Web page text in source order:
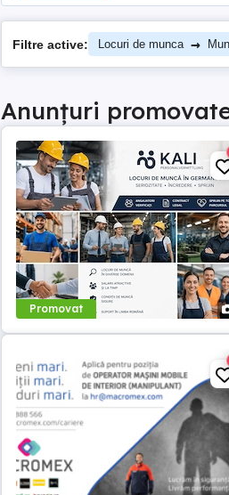
Filtre active: Locuri de munca →
Anunțuri
Promovat